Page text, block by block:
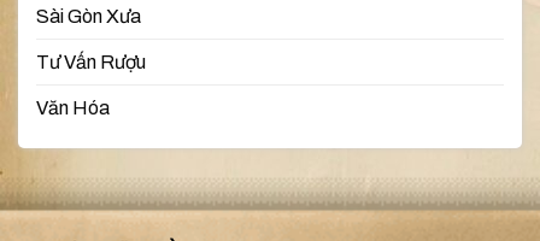
Sài Gòn Xưa
Tư Vấn Rượu
Văn Hóa